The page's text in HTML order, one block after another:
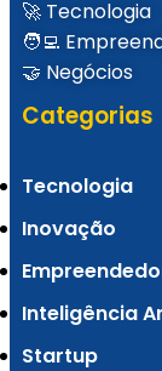
revela
🚀 Tecnologia
🧑‍💻
🤝 Negócios
Categorias
Tecnologia
Inovação
Inteligência
Startup